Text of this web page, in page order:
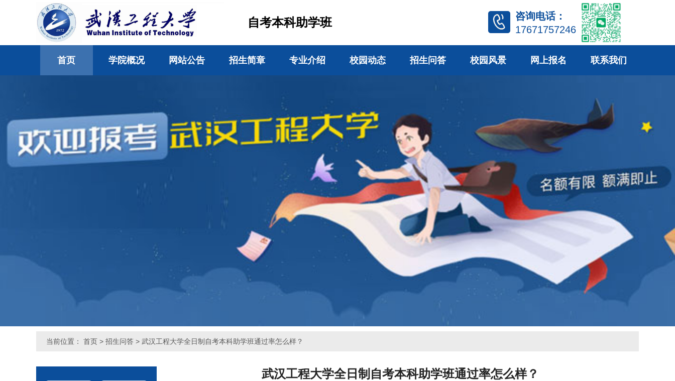
自考本科助学班
咨询电话：
17671757246
首页 学院概况 网站公告 招生简章 专业介绍 校园动态 招生问答 校园风景 网上报名 联系我们
当前位置： 首页 > 招生问答 > 武汉工程大学全日制自考本科助学班通过率怎么样？
武汉工程大学全日制自考本科助学班通过率怎么样？